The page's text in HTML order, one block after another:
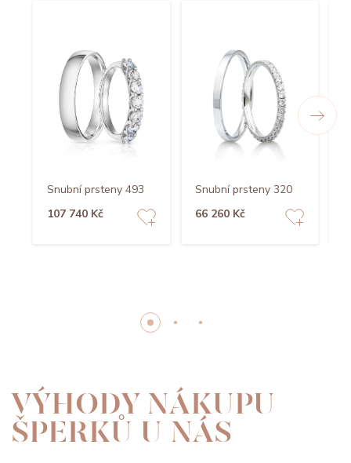
Snubní prsteny 493
107 740 Kč
Snubní prsteny 320
66 260 Kč
VÝHODY NÁKUPU
ŠPERKŮ U NÁS